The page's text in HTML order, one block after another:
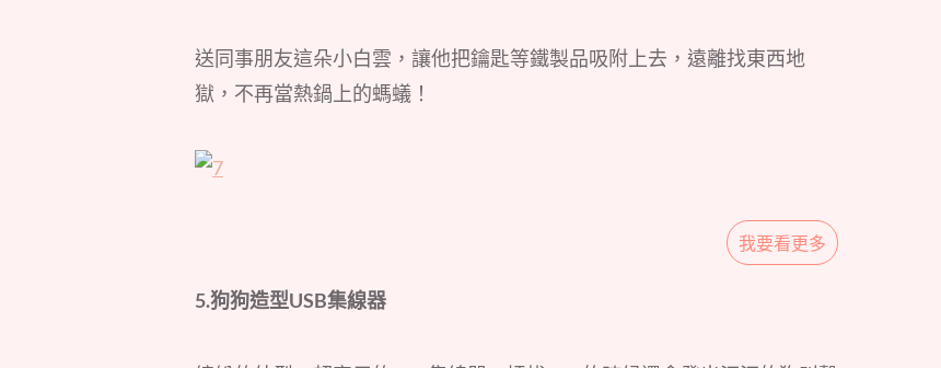
送同事朋友這朵小白雲，讓他把鑰匙等鐵製品吸附上去，遠離找東西地
獄，不再當熱鍋上的螞蟻！
我要看更多
5.狗狗造型USB集線器